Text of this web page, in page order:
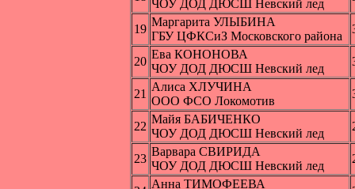
ЧОУ ДОД ДЮСШ Невский лед
19
Маргарита УЛЫБИНА
ГБУ ЦФКСиЗ Московского района
20
Ева КОНОНОВА
ЧОУ ДОД ДЮСШ Невский лед
21
Алиса ХЛУЧИНА
ООО ФСО Локомотив
22
Майя БАБИЧЕНКО
ЧОУ ДОД ДЮСШ Невский лед
23
Варвара СВИРИДА
ЧОУ ДОД ДЮСШ Невский лед
Анна ТИМОФЕЕВА